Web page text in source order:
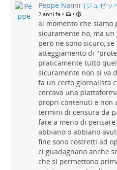
Peppe Namir (ジュゼッ
2 anni fa • •
al momento che siamo
sicuramente no, ma un
però ne sono sicuro,
atteggiamento di
praticamente tutto
sicuramente non si va
fa un certo giornalista
cercava una
propri contenuti e non
termini di censura da
fare a meno di
abbiano o abbiano
fine sono costretti ad
ci guadagnano anche
che si permettono